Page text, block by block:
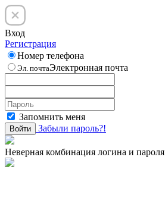
Вход
Регистрация
Номер телефона
Эл. почтаЭлектронная почта
Запомнить меня
Войти Забыли пароль?!
Неверная комбинация логина и пароля